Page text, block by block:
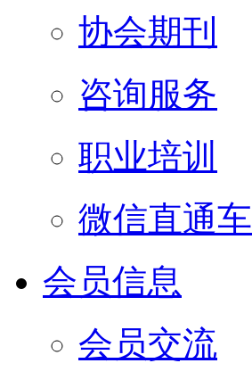
协会期刊
咨询服务
职业培训
微信直通车
会员信息
会员交流